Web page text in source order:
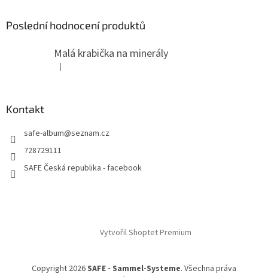
Poslední hodnocení produktů
Malá krabička na minerály
Hodnocení produktu je 4 z 5 hvězdiček.
|
Kontakt
safe-album@seznam.cz
728729111
SAFE Česká republika - facebook
Vytvořil Shoptet Premium
Copyright 2026SAFE - Sammel-Systeme. Všechna práva